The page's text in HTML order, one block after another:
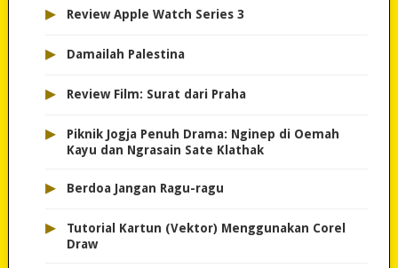
▸ Review Apple Watch Series 3
▸ Damailah Palestina
▸ Review Film: Surat dari Praha
▸
Piknik Jogja Penuh Drama: Nginep di Oemah
Kayu dan Ngrasain Sate Klathak
▸ Berdoa Jangan Ragu-ragu
▸
Tutorial Kartun (Vektor) Menggunakan Corel
Draw